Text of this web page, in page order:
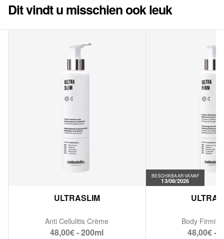
Dit vindt u misschien ook leuk
ULTRASLIM
Anti Cellulitis Crème
48,00€ - 200ml
BESCHIKBAAR VANAF
13/08/2026
Body
48,00€ -